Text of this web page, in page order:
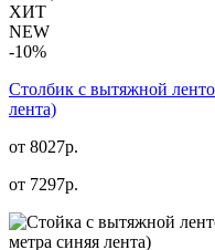
ХИТ
NEW
-10%
Столбик с вытяжной
лента)
от 8027р.
от 7297р.